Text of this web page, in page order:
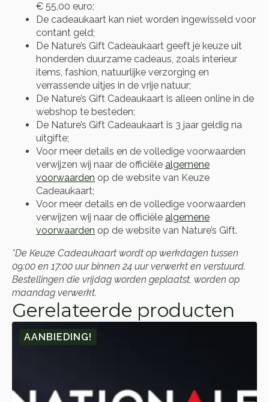
€ 55,00 euro;
De cadeaukaart kan niet worden ingewisseld voor
contant geld;
De Nature’s Gift Cadeaukaart geeft je keuze uit
honderden duurzame cadeaus, zoals interieur
items, fashion, natuurlijke verzorging en
verrassende uitjes in de vrije natuur;
De Nature’s Gift Cadeaukaart is alleen online in de
webshop te besteden;
De Nature’s Gift Cadeaukaart is 3 jaar geldig na
uitgifte;
Voor meer details en de volledige voorwaarden
verwijzen wij naar de officiële algemene
voorwaarden op de website van Keuze
Cadeaukaart;
Voor meer details en de volledige voorwaarden
verwijzen wij naar de officiële algemene
voorwaarden op de website van Nature’s Gift.
*De Keuze Cadeaukaart wordt op werkdagen tussen
09:00 en 17:00 uur binnen 24 uur verwerkt en verstuurd.
Bestellingen die vrijdag worden geplaatst, worden op
maandag verwerkt.
Gerelateerde producten
AANBIEDING!